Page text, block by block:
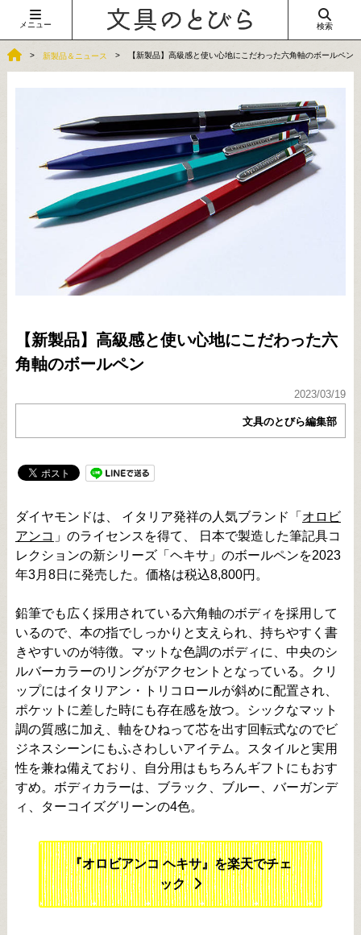
メニュー 検索
新製品＆ニュース 【新製品】高級感と使い心地にこだわった六角軸のボールペン
【新製品】高級感と使い心地にこだわった六
角軸のボールペン
2023/03/19
文具のとびら編集部
ダイヤモンドは、 イタリア発祥の人気ブランド「 オロビ
アンコ 」のライセンスを得て、 日本で製造した筆記具コ
レクションの新シリーズ「ヘキサ」のボールペンを2023
年3月8日に発売した。価格は税込8,800円。
鉛筆でも広く採用されている六角軸のボディを採用して
いるので、本の指でしっかりと支えられ、持ちやすく書
きやすいのが特徴。マットな色調のボディに、中央のシ
ルバーカラーのリングがアクセントとなっている。クリ
ップにはイタリアン・トリコロールが斜めに配置され、
ポケットに差した時にも存在感を放つ。シックなマット
調の質感に加え、軸をひねって芯を出す回転式なのでビ
ジネスシーンにもふさわしいアイテム。スタイルと実用
性を兼ね備えており、自分用はもちろんギフトにもおす
すめ。ボディカラーは、ブラック、ブルー、バーガンデ
ィ、ターコイズグリーンの4色。
『オロビアンコ ヘキサ』を楽天でチェ
ック